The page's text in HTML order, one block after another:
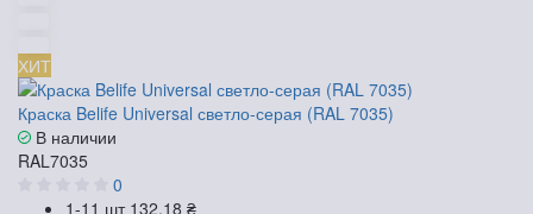
ХИТ
Краска Belife Universal светло-серая (RAL 7035)
В наличии
RAL7035
0
1-11 шт 132.18 ₴